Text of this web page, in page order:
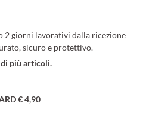
2 giorni lavorativi dalla ricezione
sicuro e protettivo.
più articoli.
€ 4,90